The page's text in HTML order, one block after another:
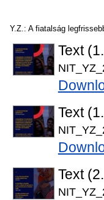
Y.Z.: A fiatalság
Text
Text
Text